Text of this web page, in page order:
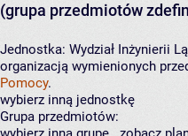
(grupa przedmiotów
Jednostka: Wydział Inżynierii
organizacją wymienionych
Pomocy.
wybierz inną jednostkę
Grupa przedmiotów: